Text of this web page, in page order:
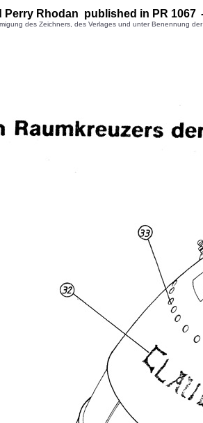
Perry Rhodan published in PR 1067
des Zeichners, des Verlages und unter Benennung